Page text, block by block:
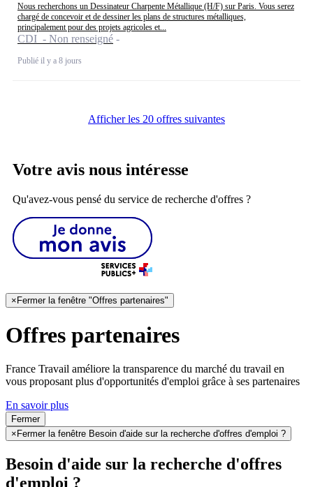
Nous recherchons un Dessinateur Charpente Métallique (H/F) sur Paris. Vous serez
chargé de concevoir et de dessiner les plans de structures métalliques,
principalement pour des projets agricoles et...
CDI - Non renseigné
Publié il y a 8 jours
Afficher les 20 offres suivantes
Votre avis nous intéresse
Qu'avez-vous pensé du service de recherche d'offres ?
×Fermer la fenêtre "Offres partenaires"
Offres partenaires
France Travail améliore la transparence du marché du travail en
vous proposant plus d'opportunités d'emploi grâce à ses partenaires
En savoir plus
Fermer
× Fermer la fenêtre Besoin d'aide sur la recherche d'offres d'emploi ?
Besoin d'aide sur la recherche d'offres
d'emploi ?